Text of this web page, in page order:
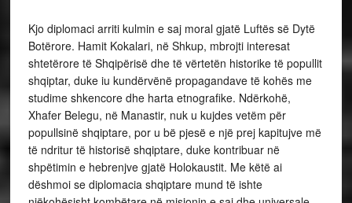
Kjo diplomaci arriti kulmin e saj moral gjatë Luftës së Dytë
Botërore. Hamit Kokalari, në Shkup, mbrojti interesat
shtetërore të Shqipërisë dhe të vërtetën historike të popullit
shqiptar, duke iu kundërvënë propagandave të kohës me
studime shkencore dhe harta etnografike. Ndërkohë,
Xhafer Belegu, në Manastir, nuk u kujdes vetëm për
popullsinë shqiptare, por u bë pjesë e një prej kapitujve më
të ndritur të historisë shqiptare, duke kontribuar në
shpëtimin e hebrenjve gjatë Holokaustit. Me këtë ai
dëshmoi se diplomacia shqiptare mund të ishte